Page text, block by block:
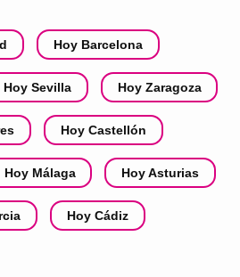
Hoy Barcelona
Hoy Sevilla Hoy Zaragoza
Hoy Castellón
Hoy Málaga Hoy Asturias
Hoy Cádiz